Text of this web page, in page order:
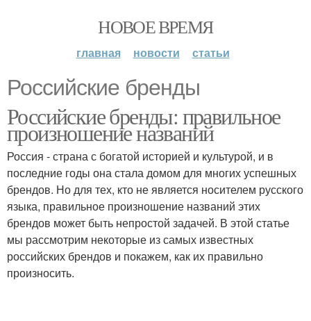
НОВОЕ ВРЕМЯ
главная новости статьи
Российские бренды
Российские бренды: правильное
произношение названий
Россия - страна с богатой историей и культурой, и в
последние годы она стала домом для многих успешных
брендов. Но для тех, кто не является носителем русского
языка, правильное произношение названий этих
брендов может быть непростой задачей. В этой статье
мы рассмотрим некоторые из самых известных
российских брендов и покажем, как их правильно
произносить.